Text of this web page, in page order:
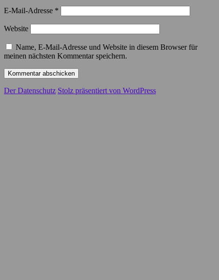
E-Mail-Adresse *
Website
Name, E-Mail-Adresse und Website in diesem Browser für
meinen nächsten Kommentar speichern.
Der Datenschutz Stolz präsentiert von WordPress